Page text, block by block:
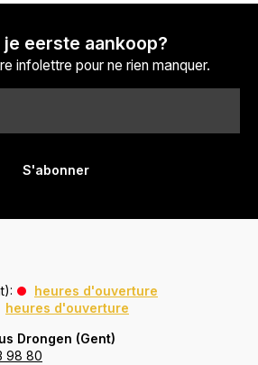
eerste aankoop?
infolettre pour ne rien manquer.
S'abonner
heures d'ouverture
heures d'ouverture
Drongen (Gent)
98 80